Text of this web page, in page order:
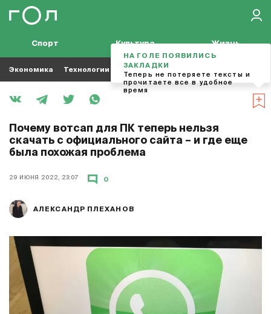
Спорт Культура Жизнь
Экономика Технологии Кино Футбол
Почему вотсап для ПК теперь нельзя
скачать с официального сайта – и где еще
была похожая проблема
29 ИЮНЯ 2022, 23:07
АЛЕКСАНДР ПЛЕХАНОВ
0
НА ГОЛЕ ПОЯВИЛИСЬ
ЗАКЛАДКИ
Теперь не потеряете тексты и
прочитаете все в удобное
время